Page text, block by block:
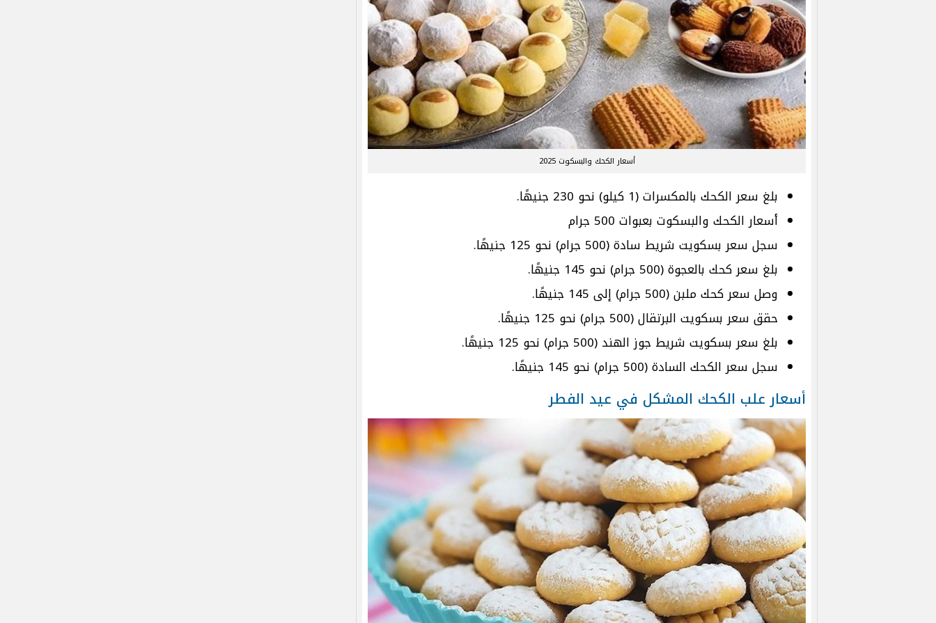
أسعار الكحك والبسكوت 2025
بلغ سعر الكحك بالمكسرات (1 كيلو) نحو 230 جنيهًا.
أسعار الكحك والبسكوت بعبوات 500 جرام
سجل سعر بسكويت شريط سادة (500 جرام) نحو 125 جنيهًا.
بلغ سعر كحك بالعجوة (500 جرام) نحو 145 جنيهًا.
وصل سعر كحك ملبن (500 جرام) إلى 145 جنيهًا.
حقق سعر بسكويت البرتقال (500 جرام) نحو 125 جنيهًا.
بلغ سعر بسكويت شريط جوز الهند (500 جرام) نحو 125 جنيهًا.
سجل سعر الكحك السادة (500 جرام) نحو 145 جنيهًا.
أسعار علب الكحك المشكل في عيد الفطر